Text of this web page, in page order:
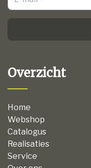
Overzicht
Home
Webshop
Catalogus
Realisaties
Service